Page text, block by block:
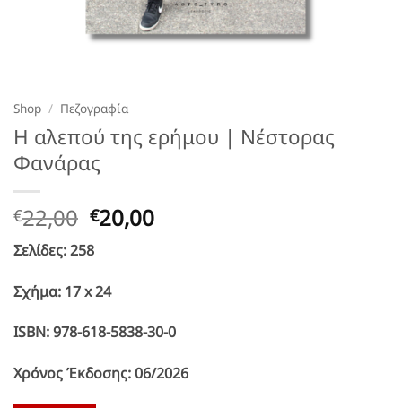
Shop / Πεζογραφία
H αλεπού της ερήμου | Νέστορας
Φανάρας
€22,00 Original
price
was:
€22,00.
€20,00Η
Σελίδες: 258
Σχήμα: 17 x 24
ISBN: 978-618-5838-30-0
Χρόνος Έκδοσης: 06/2026